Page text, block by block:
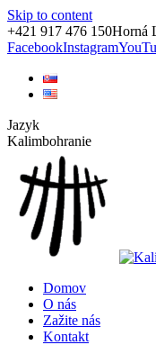
Skip to content
+421 917 476 150Horná
FacebookInstagram
Jazyk
Kalimbohranie
Domov
O nás
Zažite nás
Kontakt